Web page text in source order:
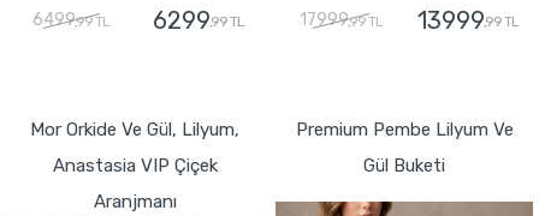
6499,99 TL 6299,99 TL 17999,99 TL 13999,99 TL
Mor Orkide Ve Gül, Lilyum,
Anastasia VIP Çiçek
Aranjmanı
Premium Pembe Lilyum Ve
Gül Buketi